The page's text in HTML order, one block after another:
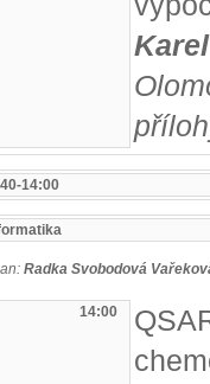
14:00
Radka Svobodová
14:00